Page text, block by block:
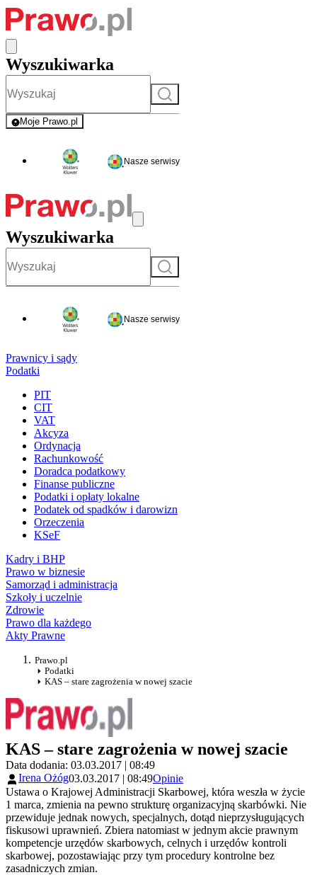
Wyszukiwarka
Szukaj
Moje Prawo.pl
- rejestracja i logowanie do serwisu
Nasze serwisy
Wyszukiwarka
Szukaj
Nasze serwisy
Prawnicy i sądy
Podatki
PIT
CIT
VAT
Akcyza
Ordynacja
Rachunkowość
Doradca podatkowy
Finanse publiczne
Podatki i opłaty lokalne
Podatek od spadków i darowizn
Orzeczenia
KSeF
Kadry i BHP
Prawo w biznesie
Samorząd i administracja
Szkoły i uczelnie
Zdrowie
Prawo dla każdego
Akty Prawne
Prawo.pl
Podatki
KAS – stare zagrożenia w nowej szacie
KAS – stare zagrożenia w nowej szacie
Data dodania: 03.03.2017 | 08:49
Irena Ożóg03.03.2017 | 08:49Opinie
Ustawa o Krajowej Administracji Skarbowej, która weszła w życie
1 marca, zmienia na pewno strukturę organizacyjną skarbówki. Nie
przewiduje jednak nowych, specjalnych, dotąd nieprzysługujących
fiskusowi uprawnień. Zbiera natomiast w jednym akcie prawnym
kompetencje urzędów skarbowych, celnych i urzędów kontroli
skarbowej, pozostawiając przy tym procedury kontrolne bez
zasadniczych zmian.